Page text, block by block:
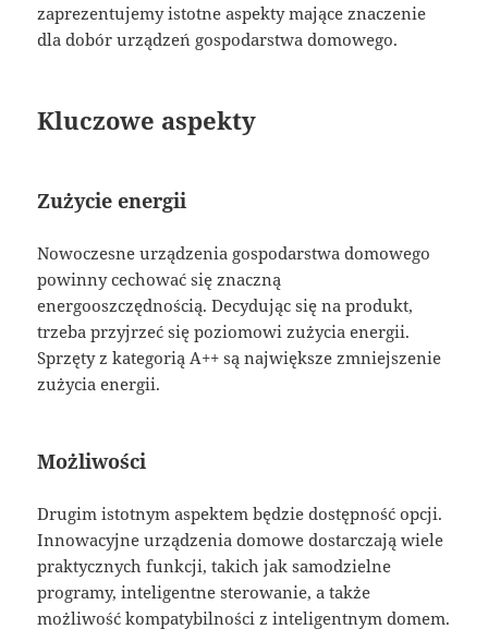
zaprezentujemy istotne aspekty mające znaczenie
dla dobór urządzeń gospodarstwa domowego.
Kluczowe aspekty
Zużycie energii
Nowoczesne urządzenia gospodarstwa domowego
powinny cechować się znaczną
energooszczędnością. Decydując się na produkt,
trzeba przyjrzeć się poziomowi zużycia energii.
Sprzęty z kategorią A++ są największe zmniejszenie
zużycia energii.
Możliwości
Drugim istotnym aspektem będzie dostępność opcji.
Innowacyjne urządzenia domowe dostarczają wiele
praktycznych funkcji, takich jak samodzielne
programy, inteligentne sterowanie, a także
możliwość kompatybilności z inteligentnym domem.